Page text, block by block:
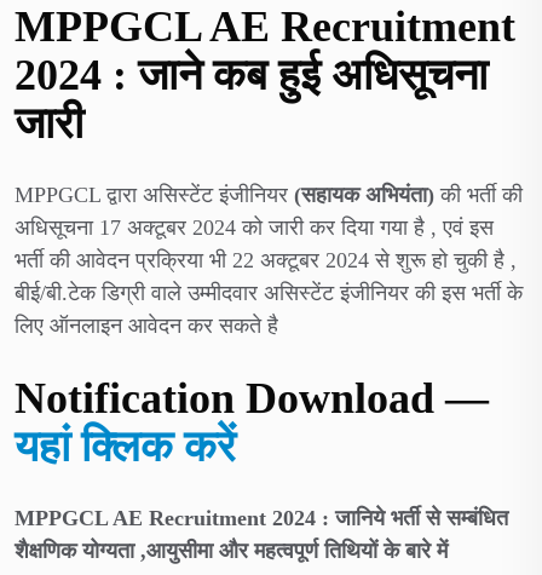
MPPGCL AE Recruitment
2024 : जाने कब हुई अधिसूचना
जारी
MPPGCL द्वारा असिस्टेंट इंजीनियर (सहायक अभियंता) की भर्ती की
अधिसूचना 17 अक्टूबर 2024 को जारी कर दिया गया है , एवं इस
भर्ती की आवेदन प्रक्रिया भी 22 अक्टूबर 2024 से शुरू हो चुकी है ,
बीई/बी.टेक डिग्री वाले उम्मीदवार असिस्टेंट इंजीनियर की इस भर्ती के
लिए ऑनलाइन आवेदन कर सकते है
Notification Download —
यहां क्लिक करें
MPPGCL AE Recruitment 2024 : जानिये भर्ती से सम्बंधित
शैक्षणिक योग्यता ,आयुसीमा और महत्वपूर्ण तिथियों के बारे में